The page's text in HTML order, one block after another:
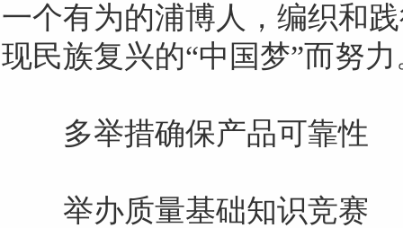
一个有为的浦博人，编织和
现民族复兴的“中国梦”而努力
多举措确保产品可靠性
举办质量基础知识竞赛